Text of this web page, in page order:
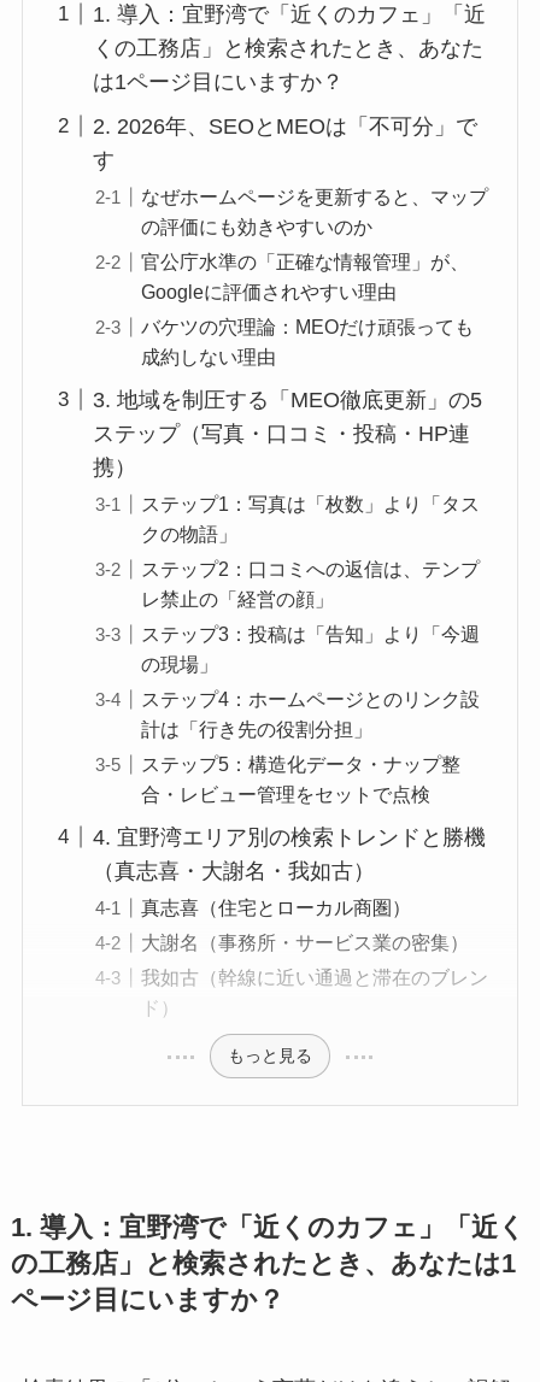
1. 導入：宜野湾で「近くのカフェ」「近
くの工務店」と検索されたとき、あなた
は1ページ目にいますか？
2. 2026年、SEOとMEOは「不可分」で
す
なぜホームページを更新すると、マップ
の評価にも効きやすいのか
官公庁水準の「正確な情報管理」が、
Googleに評価されやすい理由
バケツの穴理論：MEOだけ頑張っても
成約しない理由
3. 地域を制圧する「MEO徹底更新」の5
ステップ（写真・口コミ・投稿・HP連
携）
ステップ1：写真は「枚数」より「タス
クの物語」
ステップ2：口コミへの返信は、テンプ
レ禁止の「経営の顔」
ステップ3：投稿は「告知」より「今週
の現場」
ステップ4：ホームページとのリンク設
計は「行き先の役割分担」
ステップ5：構造化データ・ナップ整
合・レビュー管理をセットで点検
4. 宜野湾エリア別の検索トレンドと勝機
（真志喜・大謝名・我如古）
真志喜（住宅とローカル商圏）
大謝名（事務所・サービス業の密集）
我如古（幹線に近い通過と滞在のブレン
ド）
もっと見る
1. 導入：宜野湾で「近くのカフェ」「近く
の工務店」と検索されたとき、あなたは1
ページ目にいますか？